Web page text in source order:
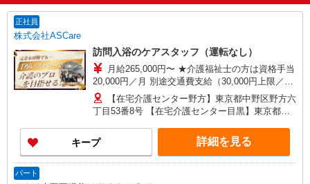
※給与幅は経験・能力による
★週払いOK（規定あり）
掲載期間終了
正社員
株式会社ASCare
訪問入浴のケアスタッフ（運転なし）
月給265,000円〜 ★介護福祉士の方は資格手当
20,000円／月 別途交通費支給（30,000円上限／
月） 別途残業手当（月平均残業時間15時間）残業
代全額支給
【在宅介護センター野方】東京都中野区野方六
丁目53番8号 【在宅介護センター目黒】東京都目
【在宅介護センター小岩】東京都江戸川区西小岩
四丁目14-6 メゾン司1階1F号室 【在宅介護セン
ター西東京】東京都西東京市西原町一丁目4-6 サ
キープ 詳細を見る
パート